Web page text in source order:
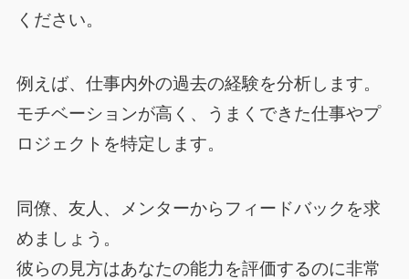
ください。
例えば、仕事内外の過去の経験を分析します。
モチベーションが高く、うまくできた仕事やプ
ロジェクトを特定します。
同僚、友人、メンターからフィードバックを求
めましょう。
彼らの見方はあなたの能力を評価するのに非常